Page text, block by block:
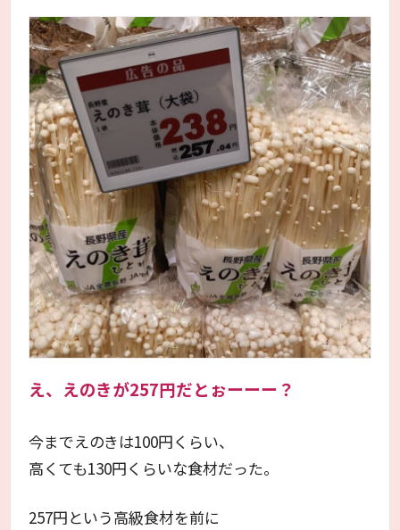
え、えのきが257円だとぉーーー？
今までえのきは100円くらい、
高くても130円くらいな食材だった。
257円という高級食材を前に